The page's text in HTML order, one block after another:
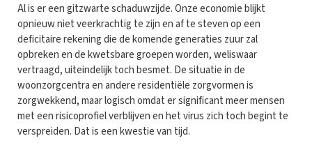
Al is er een gitzwarte schaduwzijde. Onze economie blijkt
opnieuw niet veerkrachtig te zijn en af te steven op een
deficitaire rekening die de komende generaties zuur zal
opbreken en de kwetsbare groepen worden, weliswaar
vertraagd, uiteindelijk toch besmet. De situatie in de
woonzorgcentra en andere residentiële zorgvormen is
zorgwekkend, maar logisch omdat er significant meer mensen
met een risicoprofiel verblijven en het virus zich toch begint te
verspreiden. Dat is een kwestie van tijd.